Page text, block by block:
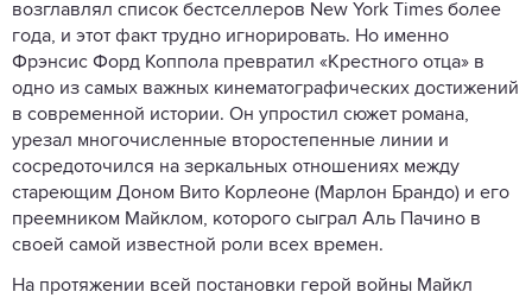
возглавлял список бестселлеров New York Times более
года, и этот факт трудно игнорировать. Но именно
Фрэнсис Форд Коппола превратил «Крестного отца» в
одно из самых важных кинематографических достижений
в современной истории. Он упростил сюжет романа,
урезал многочисленные второстепенные линии и
сосредоточился на зеркальных отношениях между
стареющим Доном Вито Корлеоне (Марлон Брандо) и его
преемником Майклом, которого сыграл Аль Пачино в
своей самой известной роли всех времен.
На протяжении всей постановки герой войны Майкл